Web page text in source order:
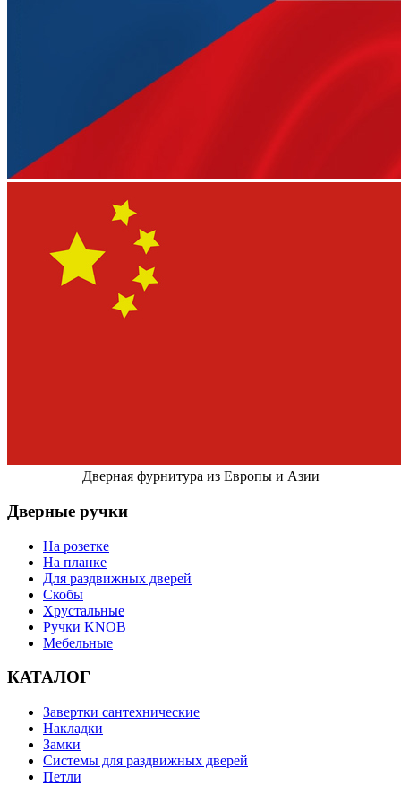
Дверная фурнитура из Европы и Азии
Дверные ручки
На розетке
На планке
Для раздвижных дверей
Скобы
Хрустальные
Ручки KNOB
Мебельные
КАТАЛОГ
Завертки сантехнические
Накладки
Замки
Системы для раздвижных дверей
Петли